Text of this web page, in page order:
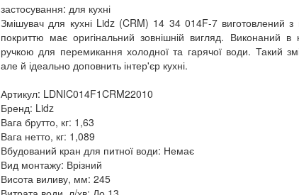
застосування: для кухні
Змішувач для кухні Lidz (CRM) 14 34 014F-7 виготовлений
покриттю має оригінальний зовнішній вигляд. Виконаний в
ручкою для перемикання холодної та гарячої води. Такий
але й ідеально доповнить інтер'єр кухні.
Артикул: LDNIC014F1CRM22010
Бренд: Lidz
Вага брутто, кг: 1,63
Вага нетто, кг: 1,089
Вбудований кран для питної води: Немає
Вид монтажу: Врізний
Висота виливу, мм: 245